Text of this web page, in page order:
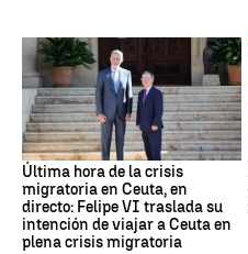
Última hora de la crisis
migratoria en Ceuta, en
directo: Felipe VI traslada su
intención de viajar a Ceuta en
plena crisis migratoria